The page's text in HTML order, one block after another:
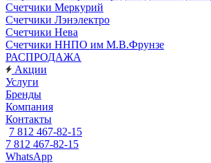
Счетчики Меркурий
Счетчики Лэнэлектро
Счетчики Нева
Счетчики ННПО им М.В.Фрунзе
РАСПРОДАЖА
Акции
Услуги
Бренды
Компания
Контакты
7 812 467-82-15
7 812 467-82-15
WhatsApp